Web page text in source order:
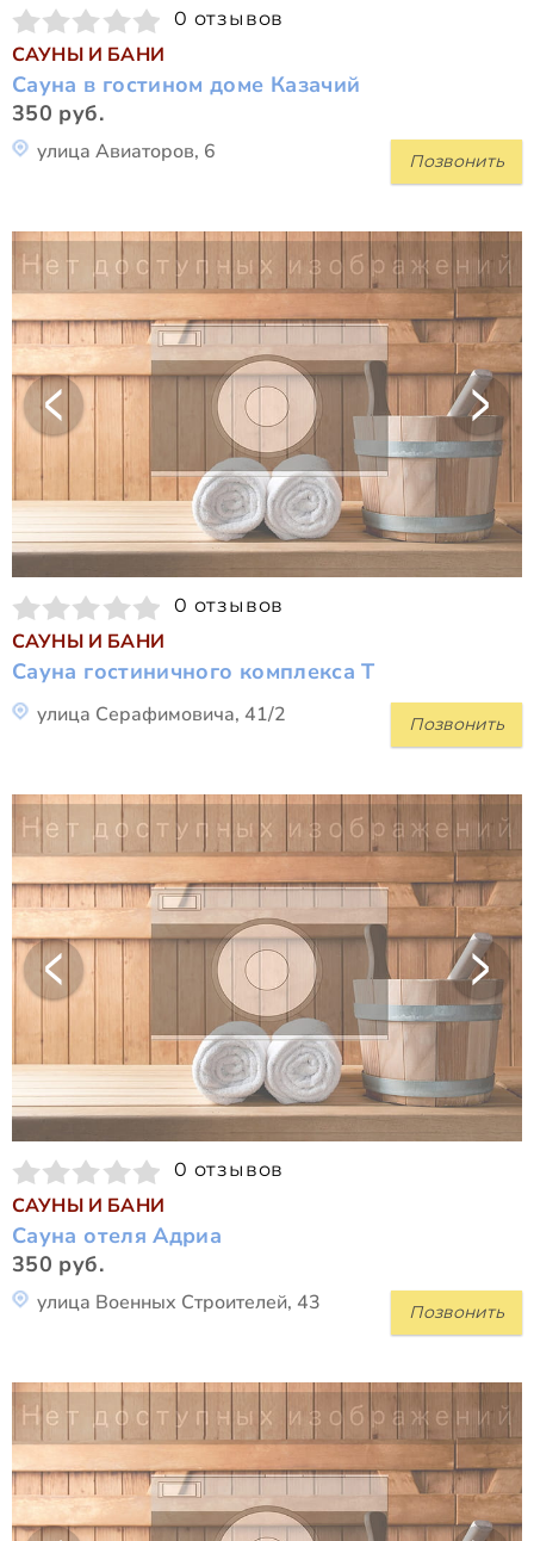
0 отзывов
САУНЫ И БАНИ
Сауна в гостином доме Казачий
350 руб.
Позвонить
улица Авиаторов, 6
0 отзывов
САУНЫ И БАНИ
Сауна гостиничного комплекса Т
Позвонить
улица Серафимовича, 41/2
0 отзывов
САУНЫ И БАНИ
Сауна отеля Адриа
350 руб.
Позвонить
улица Военных Строителей, 43